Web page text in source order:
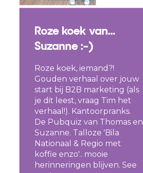
Roze koek van...
Suzanne :-)
Roze koek, iemand?!
Gouden verhaal over jouw
start bij B2B marketing (als
je dit leest, vraag Tim het
verhaal!). Kantoorpranks.
De Pubquiz van Thomas en
Suzanne. Talloze 'Bila
Nationaal & Regio met
koffie enzo'.. mooie
herinneringen blijven. See